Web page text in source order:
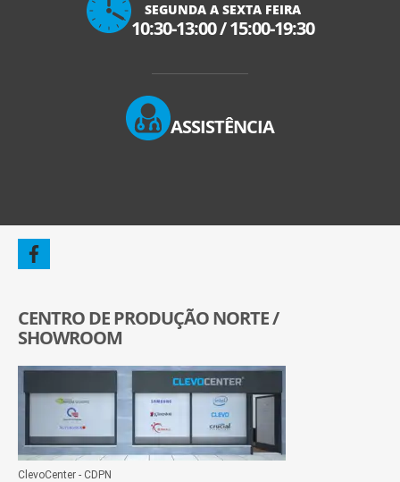
SEGUNDA A SEXTA FEIRA
10:30-13:00/15:00-19:30
ASSISTÊNCIA
CENTRO DE PRODUÇÃO NORTE /
SHOWROOM
ClevoCenter - CDPN